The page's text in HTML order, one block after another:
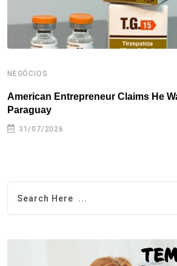
NEGÓCIOS
American Entrepreneur Claims He
Paraguay
31/07/2026